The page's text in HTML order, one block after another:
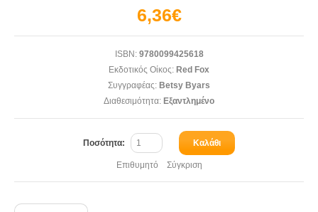
6,36€
ISBN:9780099425618
Εκδοτικός Οίκος: Red Fox
Συγγραφέας: Betsy Byars
Διαθεσιμότητα: Εξαντλημένο
Ποσότητα: Καλάθι
Επιθυμητό Σύγκριση